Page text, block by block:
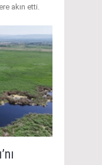
akın etti.